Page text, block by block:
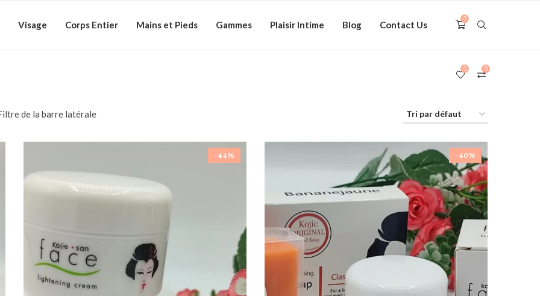
Visage Corps Entier Mains et Pieds Gammes Plaisir Intime Blog Contact Us
0
0
0
de la barre latérale
-44% -40%